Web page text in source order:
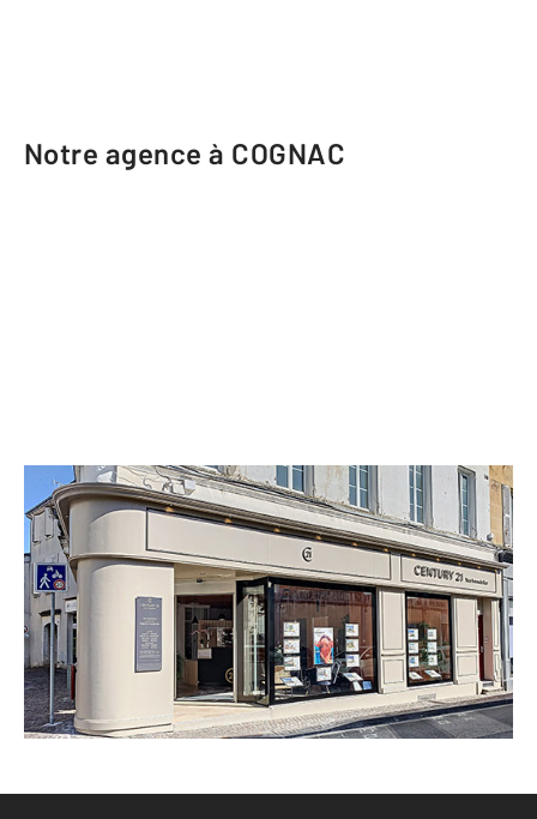
Notre agence à COGNAC
CENTURY 21 Xso Immobilier
18 rue Konigswinter
COGNAC - 16100
Envoyer un message
Téléphoner à l'agence